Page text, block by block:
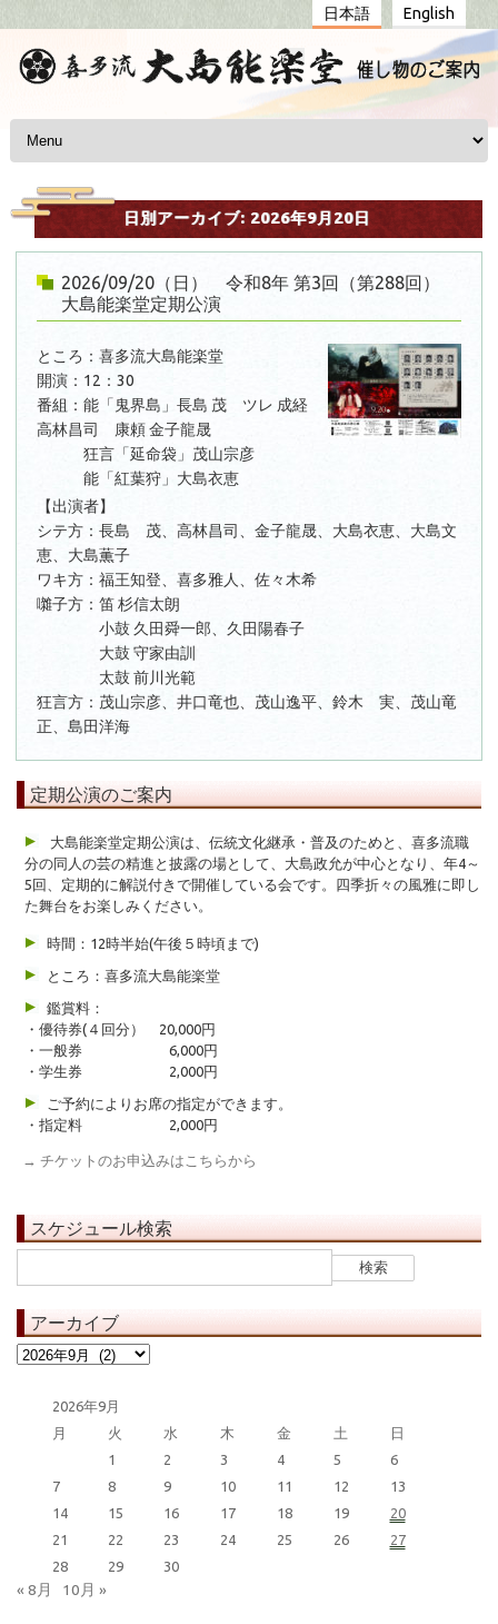
日本語 English
コンテンツへスキップ
日別アーカイブ:2026年9月20日
2026/09/20（日） 令和8年 第3回（第288回）
大島能楽堂定期公演
ところ：喜多流大島能楽堂
開演：12：30
番組：能「鬼界島」長島 茂 ツレ 成経
高林昌司 康頼 金子龍晟
狂言「延命袋」茂山宗彦
能「紅葉狩」大島衣恵
【出演者】
シテ方：長島 茂、高林昌司、金子龍晟、大島衣恵、大島文
恵、大島薫子
ワキ方：福王知登、喜多雅人、佐々木希
囃子方：笛 杉信太朗
小鼓 久田舜一郎、久田陽春子
大鼓 守家由訓
太鼓 前川光範
狂言方：茂山宗彦、井口竜也、茂山逸平、鈴木 実、茂山竜
正、島田洋海
定期公演のご案内
大島能楽堂定期公演は、伝統文化継承・普及のためと、喜多流職
分の同人の芸の精進と披露の場として、大島政允が中心となり、年4～
5回、定期的に解説付きで開催している会です。四季折々の風雅に即し
た舞台をお楽しみください。
時間：12時半始(午後５時頃まで)
ところ：喜多流大島能楽堂
鑑賞料：
・優待券(４回分） 20,000円
・一般券 6,000円
・学生券 2,000円
ご予約によりお席の指定ができます。
・指定料 2,000円
→ チケットのお申込みはこちらから
スケジュール検索
索:
アーカイブ
ア
2026年9月
月
火 水 木 金 土
日
1
2 3 4 5
6
7
8 9 10 11 12
13
14
15 16 17 18 19
20
21
22 23 24 25 26
27
28
29 30
« 8月 10月 »